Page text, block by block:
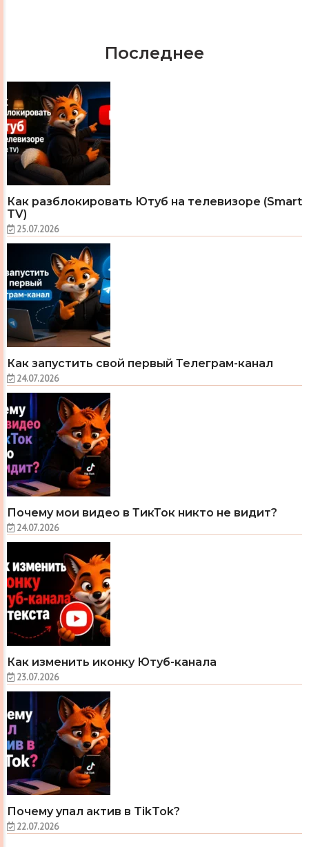
Последнее
Как разблокировать Ютуб на телевизоре (Smart
TV)
25.07.2026
Как запустить свой первый Телеграм-канал
24.07.2026
Почему мои видео в ТикТок никто не видит?
24.07.2026
Как изменить иконку Ютуб-канала
23.07.2026
Почему упал актив в TikTok?
22.07.2026